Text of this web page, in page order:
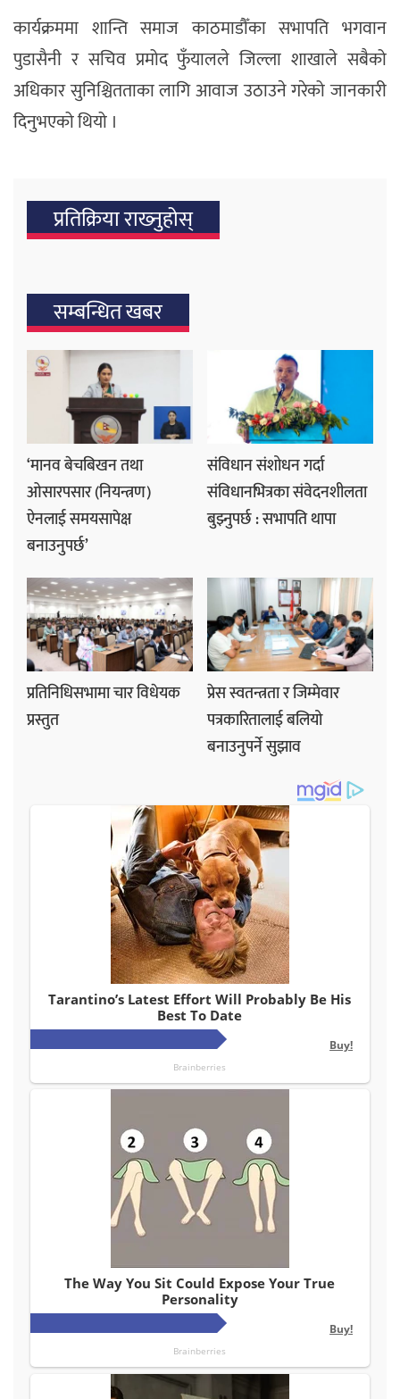
कार्यक्रममा शान्ति समाज काठमाडौँका सभापति भगवान
पुडासैनी र सचिव प्रमोद फुँयालले जिल्ला शाखाले सबैको
अधिकार सुनिश्चितताका लागि आवाज उठाउने गरेको जानकारी
दिनुभएको थियो ।
प्रतिक्रिया राख्‍नुहोस्
सम्बन्धित खबर
‘मानव बेचबिखन तथा
ओसारपसार (नियन्त्रण)
ऐनलाई समयसापेक्ष
बनाउनुपर्छ’
संविधान संशोधन गर्दा
संविधानभित्रका संवेदनशीलता
बुझ्नुपर्छ : सभापति थापा
प्रतिनिधिसभामा चार विधेयक
प्रस्तुत
प्रेस स्वतन्त्रता र जिम्मेवार
पत्रकारितालाई बलियो
बनाउनुपर्ने सुझाव